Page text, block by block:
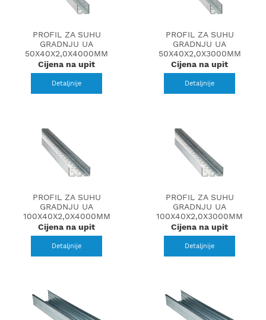
PROFIL ZA SUHU
GRADNJU UA
50X40X2,0X4000MM
Cijena na upit
Detaljnije
PROFIL ZA SUHU
GRADNJU UA
50X40X2,0X3000MM
Cijena na upit
Detaljnije
PROFIL ZA SUHU
GRADNJU UA
100X40X2,0X4000MM
Cijena na upit
Detaljnije
PROFIL ZA SUHU
GRADNJU UA
100X40X2,0X3000MM
Cijena na upit
Detaljnije